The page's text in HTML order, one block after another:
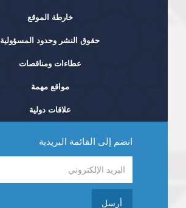
خارطة الموقع
حقوق النشر وحدود المسؤولية
عطاءات ومناقصات
مواقع مهمة
علاقات دولية
انضم إلى القائمة البريدية
أرسل